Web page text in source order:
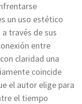
un uso estético
través de sus
entre
claridad una
coincide
el autor elige para
el tiempo